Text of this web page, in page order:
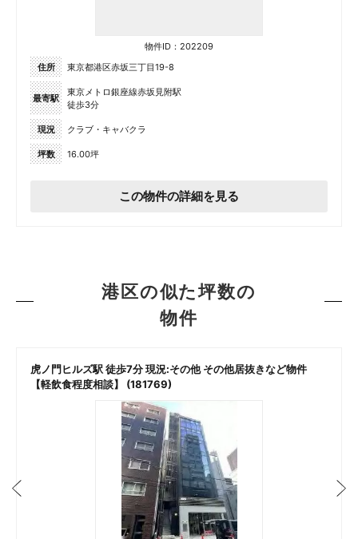
物件ID：202209
住所
東京都港区赤坂三丁目19-8
最寄駅
東京メトロ銀座線赤坂見附駅
徒歩3分
現況 クラブ・キャバクラ
坪数 16.00坪
この物件の詳細を見る
港区の似た坪数の
物件
虎ノ門ヒルズ駅 徒歩7分 現況:その他 その他居抜きなど物件
【軽飲食程度相談】 (181769)